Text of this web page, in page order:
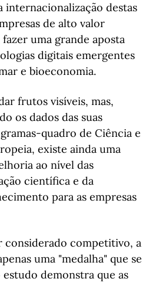
internacionalização destas
de alto valor
uma grande aposta
digitais emergentes
e bioeconomia.
frutos visíveis, mas,
os dados das suas
quadro de Ciência e
existe ainda uma
ao nível das
científica e da
para as empresas
considerado competitivo, a
uma "medalha" que se
demonstra que as